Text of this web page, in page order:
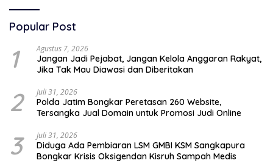
Popular Post
1 Agustus 7, 2026
Jangan Jadi Pejabat, Jangan Kelola Anggaran Rakyat,
Jika Tak Mau Diawasi dan Diberitakan
2 Juli 31, 2026
Polda Jatim Bongkar Peretasan 260 Website,
Tersangka Jual Domain untuk Promosi Judi Online
3 Juli 31, 2026
Diduga Ada Pembiaran LSM GMBI KSM Sangkapura
Bongkar Krisis Oksigendan Kisruh Sampah Medis